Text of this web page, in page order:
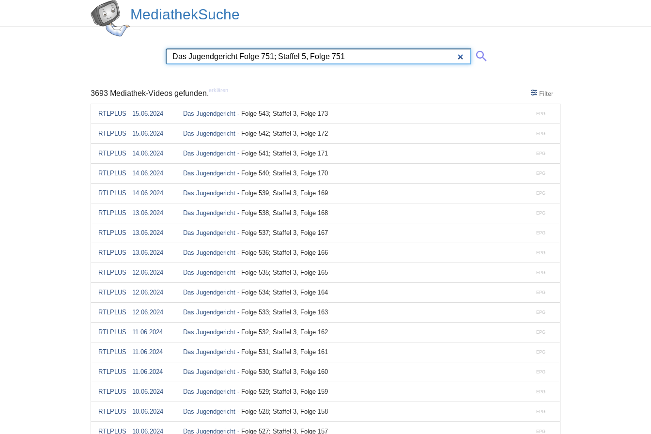
MediathekSuche
3693 Mediathek-Videos gefunden.erklären Filter
EPG
RTLPLUS 15.06.2024 Das Jugendgericht - Folge 543; Staffel 3, Folge 173
EPG
RTLPLUS 15.06.2024 Das Jugendgericht - Folge 542; Staffel 3, Folge 172
EPG
RTLPLUS 14.06.2024 Das Jugendgericht - Folge 541; Staffel 3, Folge 171
EPG
RTLPLUS 14.06.2024 Das Jugendgericht - Folge 540; Staffel 3, Folge 170
EPG
RTLPLUS 14.06.2024 Das Jugendgericht - Folge 539; Staffel 3, Folge 169
EPG
RTLPLUS 13.06.2024 Das Jugendgericht - Folge 538; Staffel 3, Folge 168
EPG
RTLPLUS 13.06.2024 Das Jugendgericht - Folge 537; Staffel 3, Folge 167
EPG
RTLPLUS 13.06.2024 Das Jugendgericht - Folge 536; Staffel 3, Folge 166
EPG
RTLPLUS 12.06.2024 Das Jugendgericht - Folge 535; Staffel 3, Folge 165
EPG
RTLPLUS 12.06.2024 Das Jugendgericht - Folge 534; Staffel 3, Folge 164
EPG
RTLPLUS 12.06.2024 Das Jugendgericht - Folge 533; Staffel 3, Folge 163
EPG
RTLPLUS 11.06.2024 Das Jugendgericht - Folge 532; Staffel 3, Folge 162
EPG
RTLPLUS 11.06.2024 Das Jugendgericht - Folge 531; Staffel 3, Folge 161
EPG
RTLPLUS 11.06.2024 Das Jugendgericht - Folge 530; Staffel 3, Folge 160
EPG
RTLPLUS 10.06.2024 Das Jugendgericht - Folge 529; Staffel 3, Folge 159
EPG
RTLPLUS 10.06.2024 Das Jugendgericht - Folge 528; Staffel 3, Folge 158
EPG
RTLPLUS 10.06.2024 Das Jugendgericht - Folge 527; Staffel 3, Folge 157